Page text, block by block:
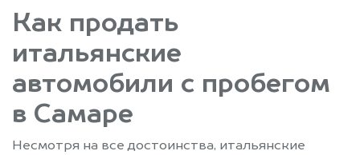
Как продать
итальянские
автомобили с пробегом
в Самаре
Несмотря на все достоинства, итальянские